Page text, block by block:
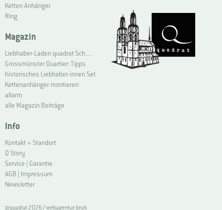
Ketten Anhänger
Ring
Magazin
Liebhaber-Laden quadrat Schmuck Grossmünster | Connoisseur Shop quadrat jewellery Grossmünster
Grossmünster Quartier: Tipps
historisches Liebhaber-innen Set
Kettenanhänger montieren
allarm
alle Magazin Beiträge
Info
Kontakt + Standort
Q Story
Service | Garantie
AGB | Impressum
Newsletter
©quadrat 2026 /webagentur: bnzk